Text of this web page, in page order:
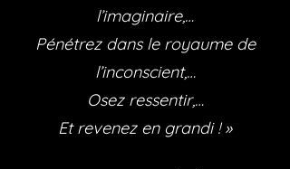
l’imaginaire,…
Pénétrez dans le royaume de
l’inconscient,…
Osez ressentir,…
Et revenez en grandi ! »